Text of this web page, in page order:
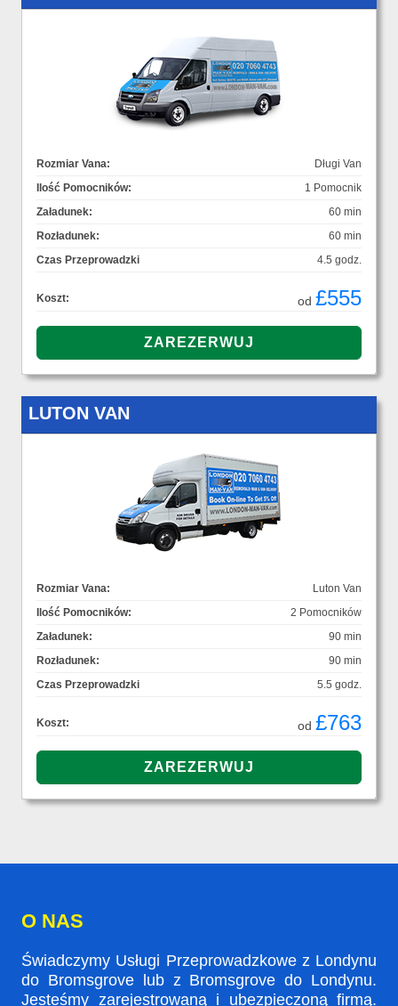
Rozmiar Vana:
Długi Van
Ilość Pomocników:
1 Pomocnik
Załadunek:
60 min
Rozładunek:
60 min
Czas Przeprowadzki
4.5 godz.
Koszt: od £555
LUTON VAN
Rozmiar Vana:
Luton Van
Ilość Pomocników:
2 Pomocników
Załadunek:
90 min
Rozładunek:
90 min
Czas Przeprowadzki
5.5 godz.
Koszt: od £763
O NAS
Świadczymy Usługi Przeprowadzkowe z Londynu
do Bromsgrove lub z Bromsgrove do Londynu.
Jesteśmy zarejestrowaną i ubezpieczoną firmą.